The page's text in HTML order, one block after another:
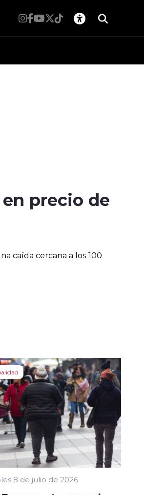
precio de
caída cercana a los 100
8 de julio de 2026